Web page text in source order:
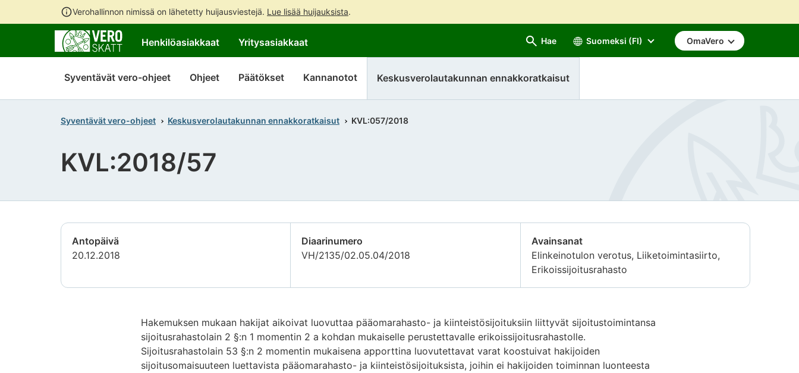
Verohallinnon nimissä on lähetetty huijausviestejä. Lue lisää huijauksista.
sisältöön
sivuston
hakuun
Henkilöasiakkaat Yritysasiakkaat Hae Suomeksi (FI) OmaVero
Syventävät vero-ohjeet Ohjeet Päätökset Kannanotot Keskusverolautakunnan ennakkoratkaisut
Syventävät vero-ohjeet Keskusverolautakunnan ennakkoratkaisut KVL:057/2018
KVL:2018/57
Antopäivä
20.12.2018
Diaarinumero
VH/2135/02.05.04/2018
Avainsanat
Elinkeinotulon verotus, Liiketoimintasiirto,
Erikoissijoitusrahasto
Hakemuksen mukaan hakijat aikoivat luovuttaa pääomarahasto- ja kiinteistösijoituksiin liittyvät sijoitustoimintansa
sijoitusrahastolain 2 §:n 1 momentin 2 a kohdan mukaiselle perustettavalle erikoissijoitusrahastolle.
Sijoitusrahastolain 53 §:n 2 momentin mukaisena apporttina luovutettavat varat koostuivat hakijoiden
sijoitusomaisuuteen luettavista pääomarahasto- ja kiinteistösijoituksista, joihin ei hakijoiden toiminnan luonteesta